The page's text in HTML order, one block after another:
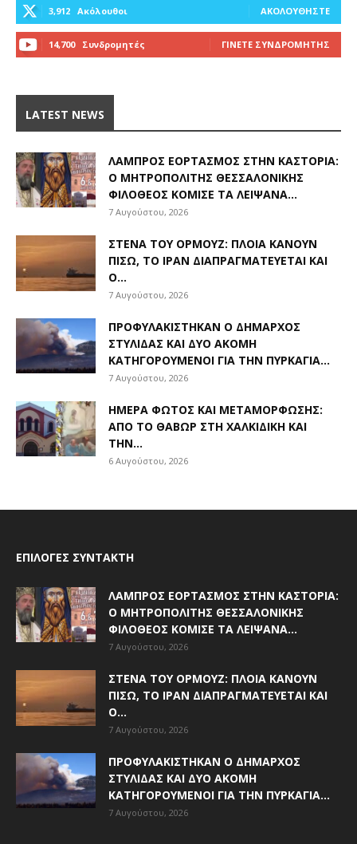
3,912 Ακόλουθοι ΑΚΟΛΟΥΘΉΣΤΕ
14,700 Συνδρομητές ΓΊΝΕΤΕ ΣΥΝΔΡΟΜΗΤΉΣ
LATEST NEWS
ΛΑΜΠΡΌΣ ΕΟΡΤΑΣΜΌΣ ΣΤΗΝ ΚΑΣΤΟΡΙΆ:
Ο ΜΗΤΡΟΠΟΛΊΤΗΣ ΘΕΣΣΑΛΟΝΊΚΗΣ
ΦΙΛΌΘΕΟΣ ΚΌΜΙΣΕ ΤΑ ΛΕΊΨΑΝΑ...
7 Αυγούστου, 2026
ΣΤΕΝΆ ΤΟΥ ΟΡΜΟΎΖ: ΠΛΟΊΑ ΚΆΝΟΥΝ
ΠΊΣΩ, ΤΟ ΙΡΆΝ ΔΙΑΠΡΑΓΜΑΤΕΎΕΤΑΙ ΚΑΙ
Ο...
7 Αυγούστου, 2026
ΠΡΟΦΥΛΑΚΊΣΤΗΚΑΝ Ο ΔΉΜΑΡΧΟΣ
ΣΤΥΛΊΔΑΣ ΚΑΙ ΔΎΟ ΑΚΌΜΗ
ΚΑΤΗΓΟΡΟΎΜΕΝΟΙ ΓΙΑ ΤΗΝ ΠΥΡΚΑΓΙΆ...
7 Αυγούστου, 2026
ΗΜΈΡΑ ΦΩΤΌΣ ΚΑΙ ΜΕΤΑΜΌΡΦΩΣΗΣ:
ΑΠΌ ΤΟ ΘΑΒΏΡ ΣΤΗ ΧΑΛΚΙΔΙΚΉ ΚΑΙ
ΤΗΝ...
6 Αυγούστου, 2026
ΕΠΙΛΟΓΈΣ ΣΥΝΤΆΚΤΗ
ΛΑΜΠΡΌΣ ΕΟΡΤΑΣΜΌΣ ΣΤΗΝ ΚΑΣΤΟΡΙΆ:
Ο ΜΗΤΡΟΠΟΛΊΤΗΣ ΘΕΣΣΑΛΟΝΊΚΗΣ
ΦΙΛΌΘΕΟΣ ΚΌΜΙΣΕ ΤΑ ΛΕΊΨΑΝΑ...
7 Αυγούστου, 2026
ΣΤΕΝΆ ΤΟΥ ΟΡΜΟΎΖ: ΠΛΟΊΑ ΚΆΝΟΥΝ
ΠΊΣΩ, ΤΟ ΙΡΆΝ ΔΙΑΠΡΑΓΜΑΤΕΎΕΤΑΙ ΚΑΙ
Ο...
7 Αυγούστου, 2026
ΠΡΟΦΥΛΑΚΊΣΤΗΚΑΝ Ο ΔΉΜΑΡΧΟΣ
ΣΤΥΛΊΔΑΣ ΚΑΙ ΔΎΟ ΑΚΌΜΗ
ΚΑΤΗΓΟΡΟΎΜΕΝΟΙ ΓΙΑ ΤΗΝ ΠΥΡΚΑΓΙΆ...
7 Αυγούστου, 2026